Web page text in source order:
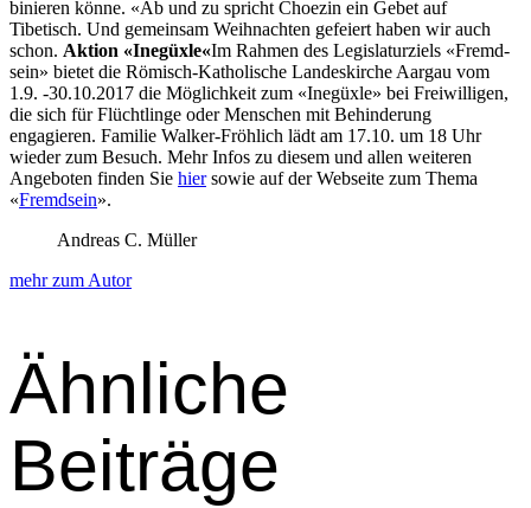
binieren könne. «Ab und zu spricht Choezin ein Gebet auf
Tibetisch. Und gemein­sam Wei­h­nacht­en gefeiert haben wir auch
schon. Aktion «Inegüxle«Im Rah­men des Leg­is­laturziels «Fremd­
sein» bietet die Römisch-Katholis­che Lan­deskirche Aar­gau vom
1.9. ‑30.10.2017 die Möglichkeit zum «Inegüxle» bei Frei­willi­gen,
die sich für Flüchtlinge oder Men­schen mit Behin­derung
engagieren. Fam­i­lie Walk­er-Fröh­lich lädt am 17.10. um 18 Uhr
wieder zum Besuch. Mehr Infos zu diesem und allen weit­eren
Ange­boten find­en Sie hiersowie auf der Web­seite zum The­ma
«Fremd­sein».
Andreas C. Müller
mehr zum Autor
Ähnliche
Beiträge